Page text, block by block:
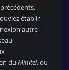
établir
autre
duMinitel, ou